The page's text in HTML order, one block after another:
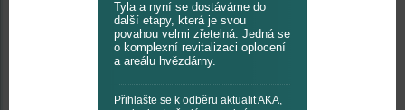
Tyla a nyní se dostáváme do
další etapy, která je svou
povahou velmi zřetelná. Jedná se
o komplexní revitalizaci oplocení
a areálu hvězdárny.
Přihlašte se k odběru aktualit AKA,